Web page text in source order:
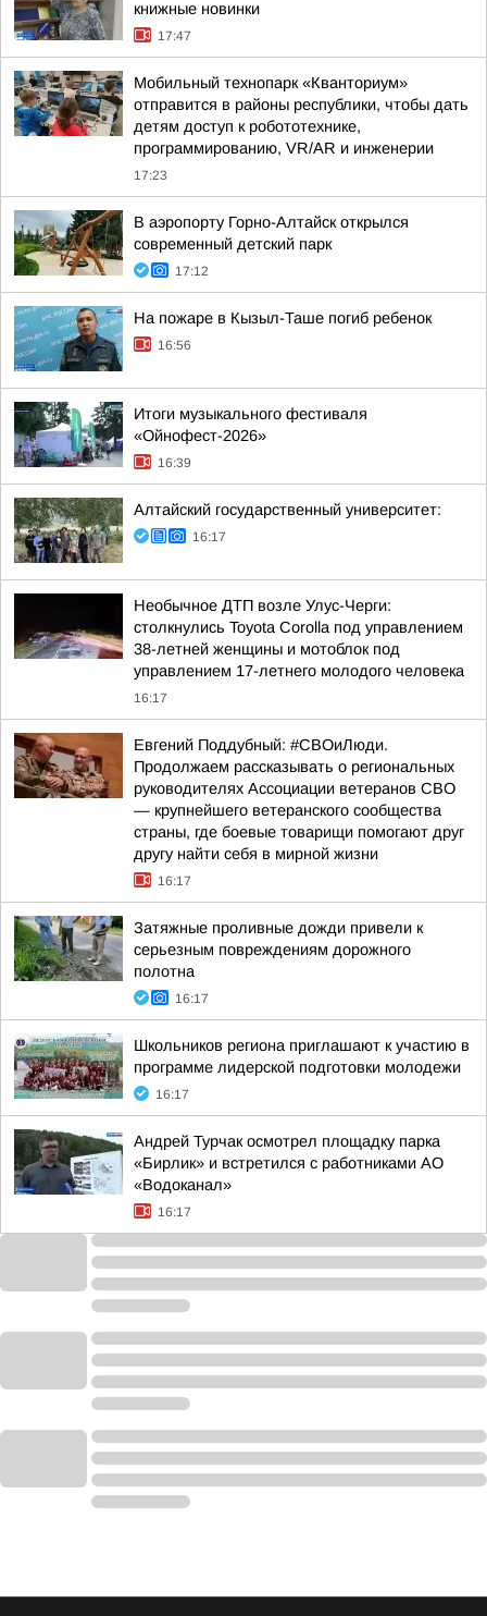
книжные новинки
17:47
Мобильный технопарк «Кванториум»
отправится в районы республики, чтобы дать
детям доступ к робототехнике,
программированию, VR/AR и инженерии
17:23
В аэропорту Горно-Алтайск открылся
современный детский парк
17:12
На пожаре в Кызыл-Таше погиб ребенок
16:56
Итоги музыкального фестиваля
«Ойнофест-2026»
16:39
Алтайский государственный университет:
16:17
Необычное ДТП возле Улус-Черги:
столкнулись Toyota Corolla под управлением
38-летней женщины и мотоблок под
управлением 17-летнего молодого человека
16:17
Евгений Поддубный: #СВОиЛюди.
Продолжаем рассказывать о региональных
руководителях Ассоциации ветеранов СВО
— крупнейшего ветеранского сообщества
страны, где боевые товарищи помогают друг
другу найти себя в мирной жизни
16:17
Затяжные проливные дожди привели к
серьезным повреждениям дорожного
полотна
16:17
Школьников региона приглашают к участию в
программе лидерской подготовки молодежи
16:17
Андрей Турчак осмотрел площадку парка
«Бирлик» и встретился с работниками АО
«Водоканал»
16:17